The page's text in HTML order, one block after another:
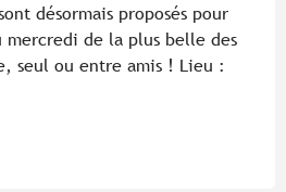
désormais proposés pour
de la plus belle des
seul ou entre amis ! Lieu :